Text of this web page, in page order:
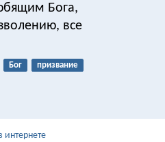
Бога,
все
Бог призвание
интернете